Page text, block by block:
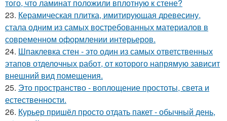
того, что ламинат положили вплотную к стене?
23. Керамическая плитка, имитирующая древесину,
стала одним из самых востребованных материалов в
современном оформлении интерьеров.
24. Шпаклевка стен - это один из самых ответственных
этапов отделочных работ, от которого напрямую зависит
внешний вид помещения.
25. Это пространство - воплощение простоты, света и
естественности.
26. Курьер пришёл просто отдать пакет - обычный день,